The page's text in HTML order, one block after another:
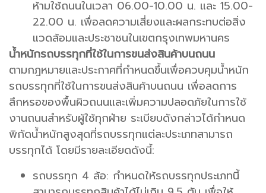
ห้ามใช้ถนนในเวลา 06.00-10.00 น. และ 15.00-
22.00 น. เพื่อลดความเสี่ยงและผลกระทบต่อสิ่ง
แวดล้อมและประชาชนในเขตกรุงเทพมหานคร
น้ำหนักรถบรรทุกที่ใช้ในการขนส่งสินค้าบนถนน
ตามกฎหมายและประกาศที่กำหนดขึ้นเพื่อควบคุมน้ำหนัก
รถบรรทุกที่ใช้ในการขนส่งสินค้าบนถนน เพื่อลดการ
สึกหรอของพื้นผิวถนนและเพิ่มความปลอดภัยในการใช้
งานถนนสำหรับผู้ใช้ทุกฝ่าย ระเบียบดังกล่าวได้กำหนด
พิกัดน้ำหนักสูงสุดที่รถบรรทุกแต่ละประเภทสามารถ
บรรทุกได้ โดยมีรายละเอียดดังนี้:
รถบรรทุก 4 ล้อ: กำหนดให้รถบรรทุกประเภทนี้